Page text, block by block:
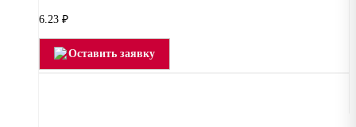
6.23 ₽
Оставить заявку